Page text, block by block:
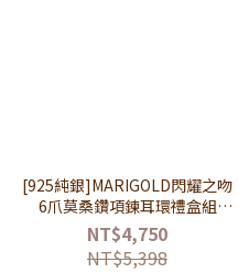
[925純銀]MARIGOLD閃耀之吻
6爪莫桑鑽項鍊耳環禮盒組
【MMS201-KMD122】-項鍊
+耳環
NT$4,750
NT$5,398